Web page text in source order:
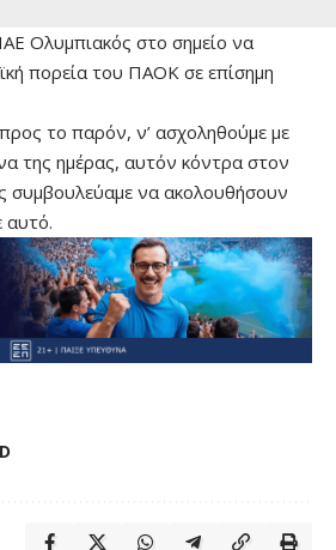
Ολυμπιακός στο σημείο να
πορεία του ΠΑΟΚ σε επίσημη
το παρόν, ν’ ασχοληθούμε με
της ημέρας, αυτόν κόντρα στον
συμβουλεύαμε να ακολουθήσουν
αυτό.